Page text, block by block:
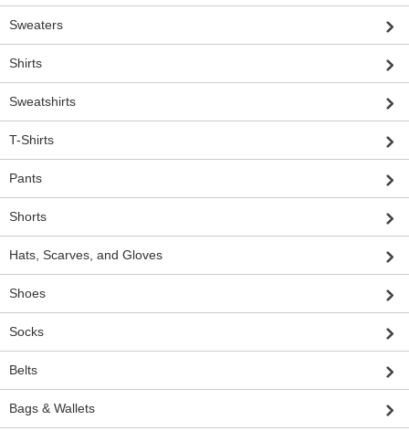
Sweaters
Shirts
Sweatshirts
T-Shirts
Pants
Shorts
Hats, Scarves, and Gloves
Shoes
Socks
Belts
Bags & Wallets